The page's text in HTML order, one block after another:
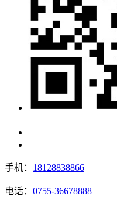
手机： 18128838866
电话： 0755-36678888